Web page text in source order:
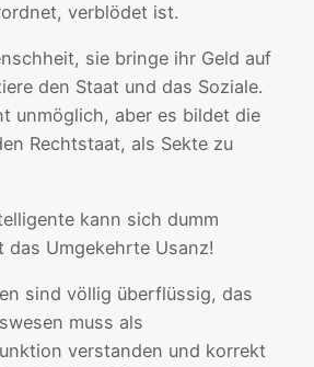
verblödet ist.
sie bringe ihr Geld auf
den Staat und das Soziale.
unmöglich, aber es bildet die
Rechtstaat, als Sekte zu
kann sich dumm
das Umgekehrte Usanz!
sind völlig überflüssig, das
muss als
verstanden und korrekt